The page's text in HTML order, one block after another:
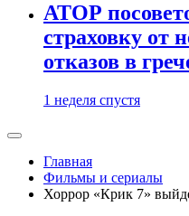
АТОР
страховку от
отказов в
1 неделя спустя
Главная
Фильмы и сериалы
Хоррор «Крик 7»